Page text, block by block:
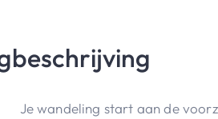
Je wandeling start aan de